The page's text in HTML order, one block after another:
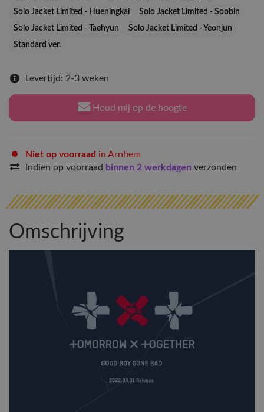
Solo Jacket Limited - Hueningkai
Solo Jacket Limited - Soobin
Solo Jacket Limited - Taehyun
Solo Jacket Limited - Yeonjun
Standard ver.
Levertijd: 2-3 weken
Houd mij op de hoogte
Niet op voorraad in Arnhem
Indien op voorraad binnen 2 werkdagen verzonden
Omschrijving